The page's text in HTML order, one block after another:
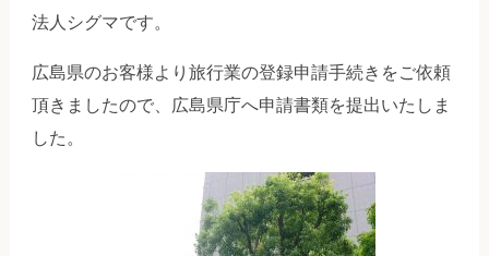
法人シグマです。
広島県のお客様より旅行業の登録申請手続きをご依頼
頂きましたので、広島県庁へ申請書類を提出いたしま
した。